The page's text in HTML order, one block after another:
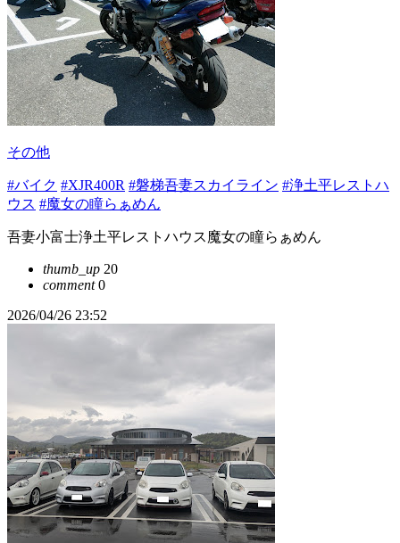
その他
#バイク #XJR400R #磐梯吾妻スカイライン #浄土平レストハ
ウス #魔女の瞳らぁめん
吾妻小富士浄土平レストハウス魔女の瞳らぁめん
thumb_up 20
comment0
2026/04/26 23:52